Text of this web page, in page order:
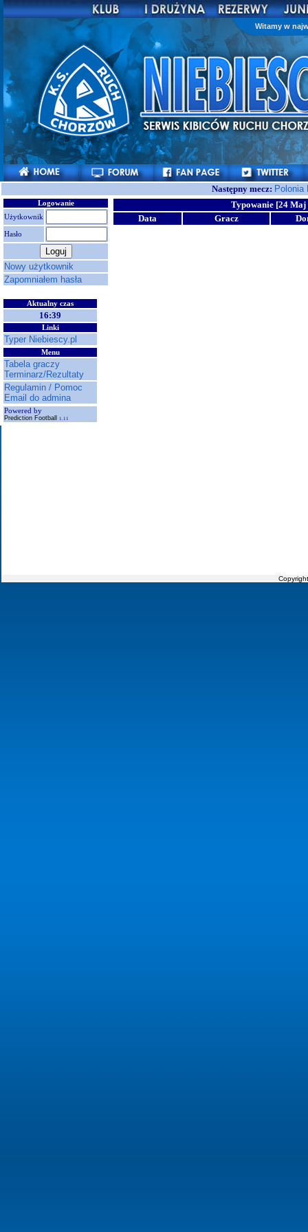
Witamy w
Następny mecz:
Logowanie
Użytkownik
Hasło
Nowy użytkownik
Zapomniałem hasła
Aktualny czas
16:39
Linki
Typer Niebiescy.pl
Menu
Tabela graczy
Terminarz/Rezultaty
Regulamin / Pomoc
Email do admina
Powered by
Prediction Football 1.11
Typowanie [24 Maj
Data
Gracz